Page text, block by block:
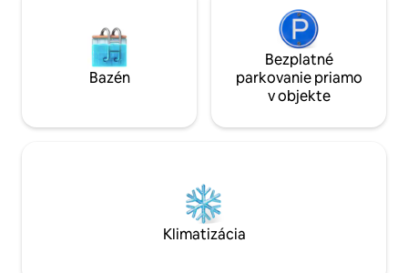
Bazén
Bezplatné
parkovanie priamo
v objekte
Klimatizácia